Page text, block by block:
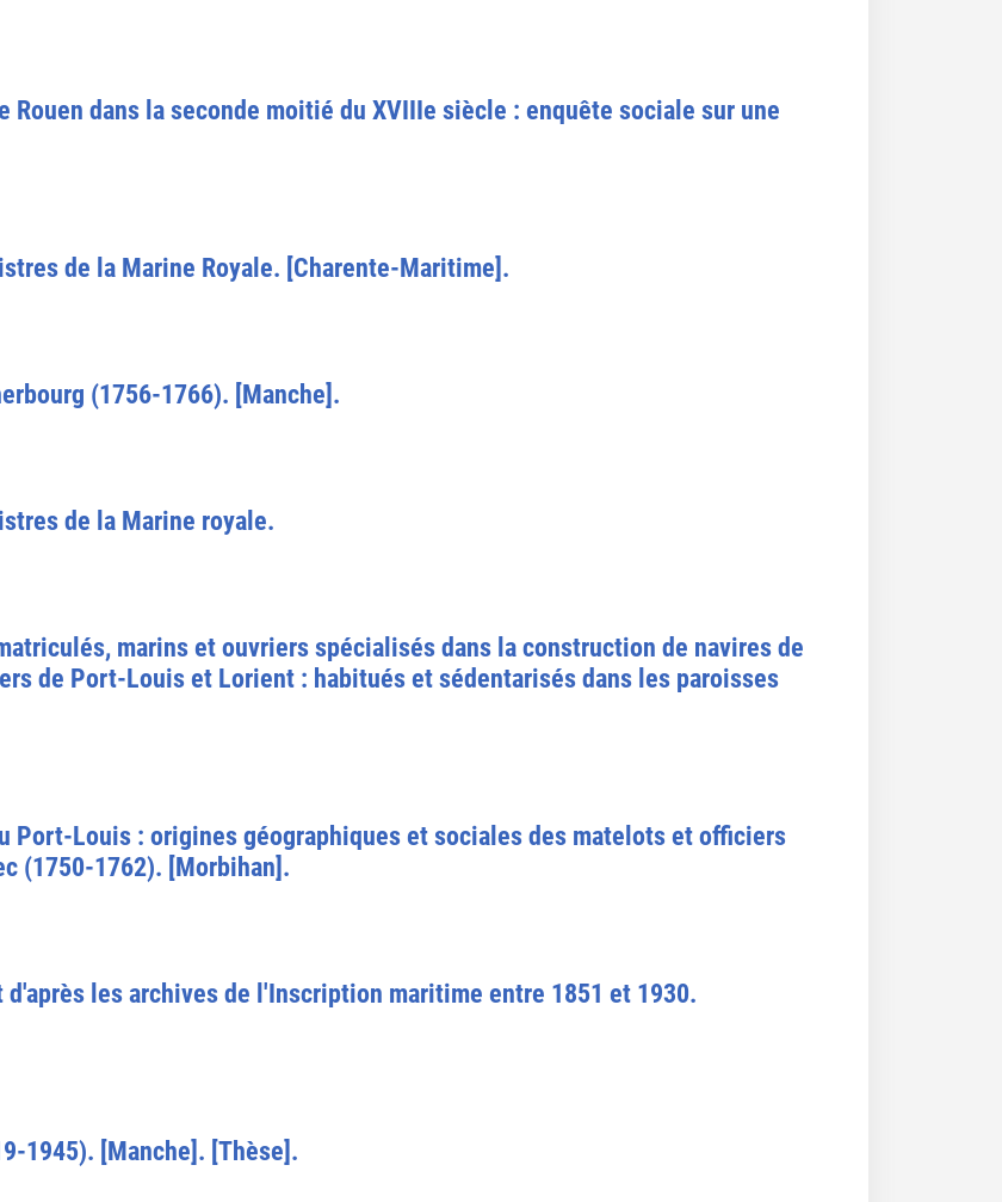
dans la seconde moitié du XVIIIe siècle : enquête sociale sur une
de la Marine Royale. [Charente-Maritime].
(1756-1766). [Manche].
de la Marine royale.
marins et ouvriers spécialisés dans la construction de navires de
de Port-Louis et Lorient : habitués et sédentarisés dans les paroisses
Port-Louis : origines géographiques et sociales des matelots et officiers
(1750-1762). [Morbihan].
les archives de l'Inscription maritime entre 1851 et 1930.
1945). [Manche]. [Thèse].